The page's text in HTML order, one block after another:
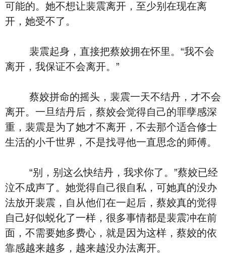
可能的。她不想让裴震离开，至少别在现在离
开，她受不了。
裴震起身，直接把蔡姣拥在怀里。“我不会
离开，我保证不会离开。”
蔡姣拼命的摇头，裴震一天不结丹，才不会
离开。一旦结丹后，蔡姣会觉得自己的罪孽感深
重，裴震是为了她才不离开，不去那个适合修士
生活的小千世界，不是找寻他一直思念的师傅。
“别，别这么快结丹，我求你了。”蔡姣已经
泣不成声了。她觉得自己很自私，可她真的没办
法放开裴震，自从他们在一起后，蔡姣真的觉得
自己好似蜕化了一样，很多事情都是裴震冲在前
面，不需要她多费心，就是因为这样，蔡姣的依
靠感越来越多，越来越没办法离开。